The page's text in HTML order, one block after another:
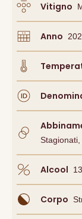
Vitigno
Anno
Alcool
Corpo